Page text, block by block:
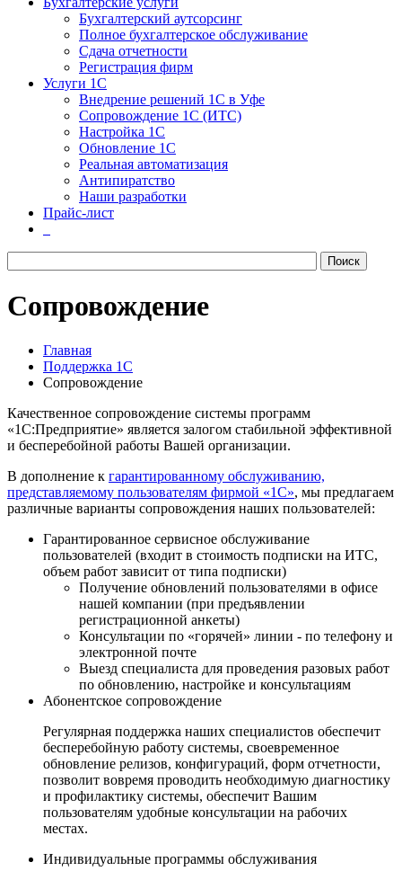
Бухгалтерский аутсорсинг
Полное бухгалтерское обслуживание
Сдача отчетности
Регистрация фирм
Услуги 1С
Внедрение решений 1С в Уфе
Сопровождение 1С (ИТС)
Настройка 1С
Обновление 1С
Реальная автоматизация
Антипиратство
Наши разработки
Прайс-лист
Сопровождение
Главная
Поддержка 1С
Сопровождение
Качественное сопровождение системы программ
«1С:Предприятие» является залогом стабильной эффективной
и бесперебойной работы Вашей организации.
В дополнение к гарантированному обслуживанию,
представляемому пользователям фирмой «1С», мы предлагаем
различные варианты сопровождения наших пользователей:
Гарантированное сервисное обслуживание
пользователей (входит в стоимость подписки на ИТС,
объем работ зависит от типа подписки)
Получение обновлений пользователями в офисе
нашей компании (при предъявлении
регистрационной анкеты)
Консультации по «горячей» линии - по телефону и
электронной почте
Выезд специалиста для проведения разовых работ
по обновлению, настройке и консультациям
Абонентское сопровождение
Регулярная поддержка наших специалистов обеспечит
бесперебойную работу системы, своевременное
обновление релизов, конфигураций, форм отчетности,
позволит вовремя проводить необходимую диагностику
и профилактику системы, обеспечит Вашим
пользователям удобные консультации на рабочих
местах.
Индивидуальные программы обслуживания